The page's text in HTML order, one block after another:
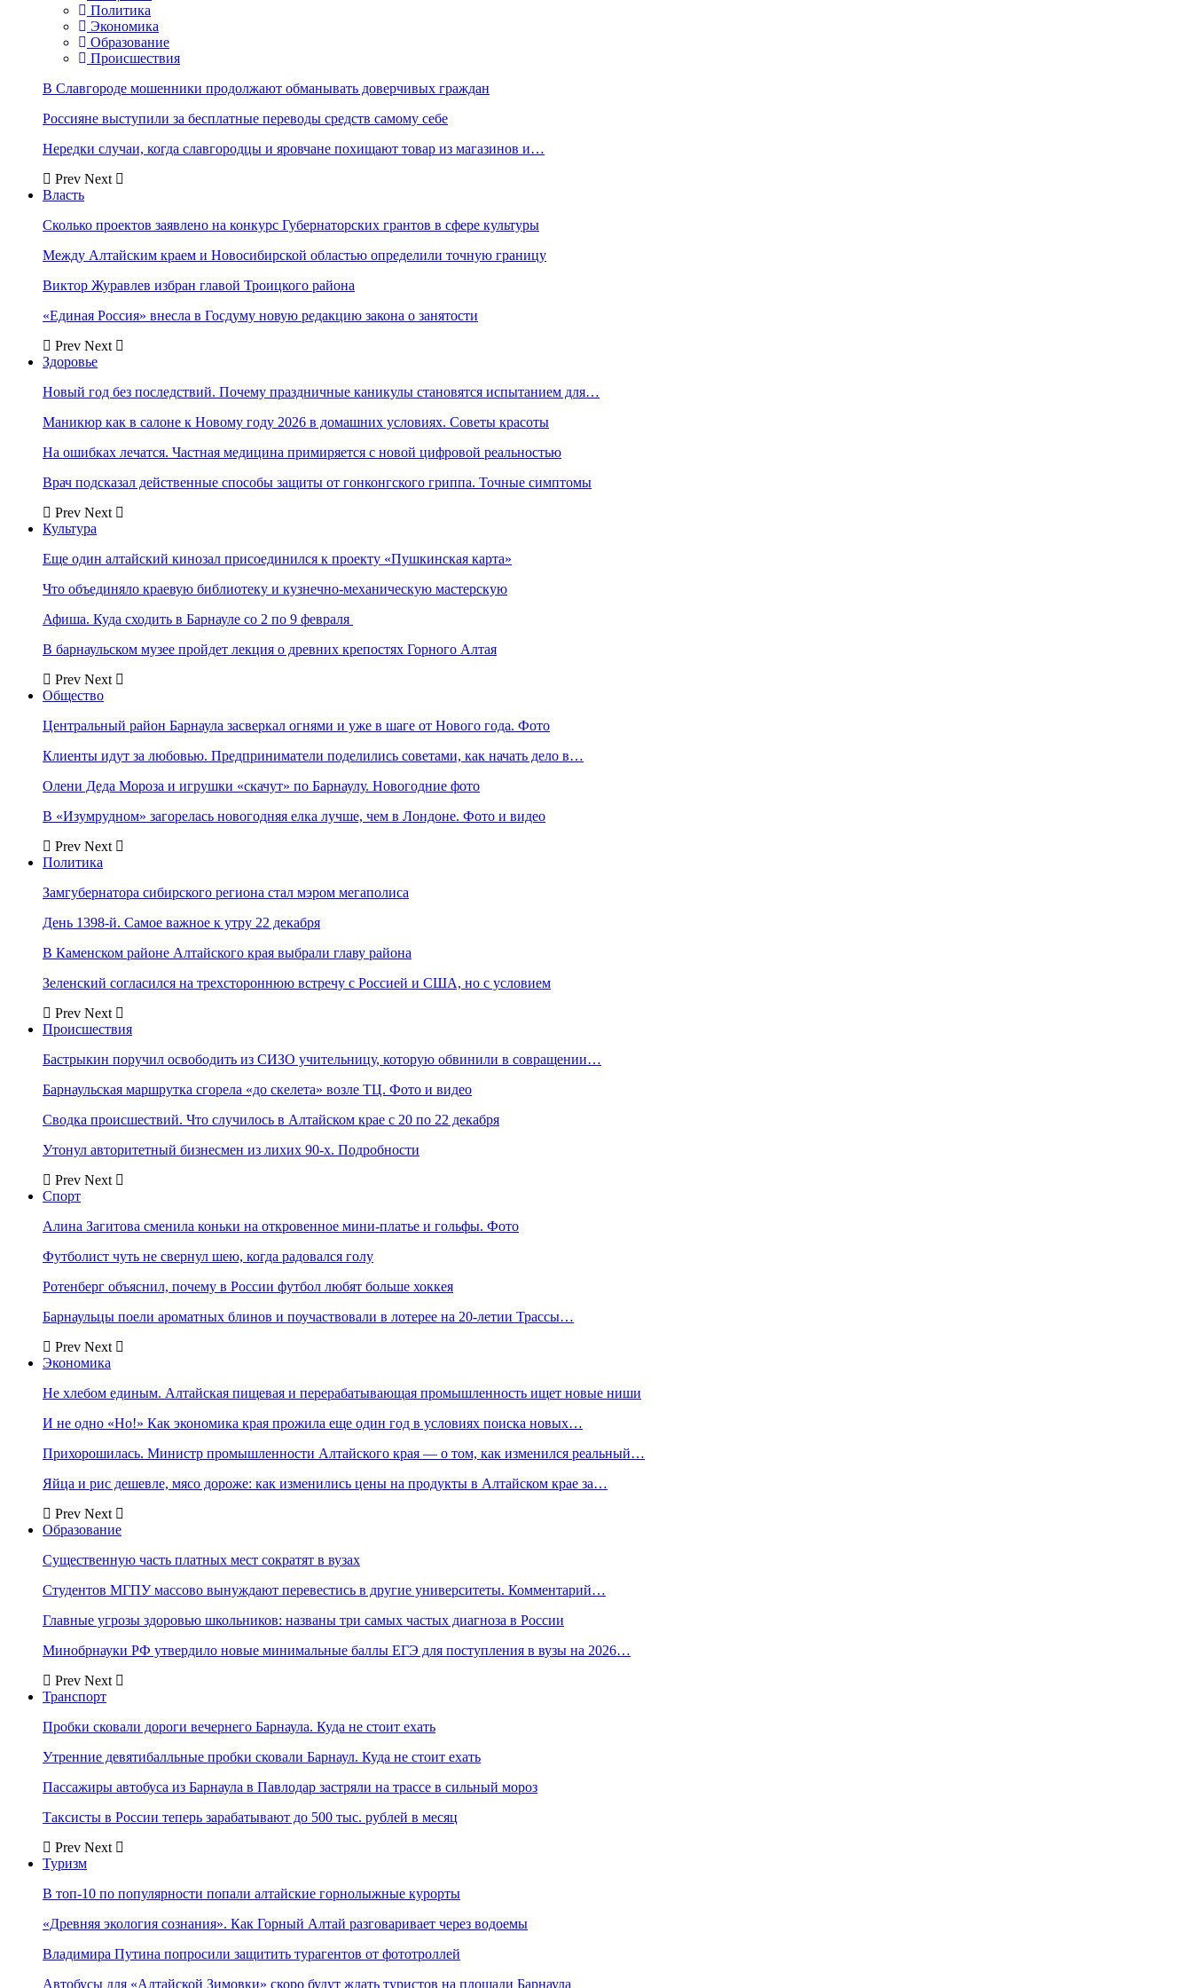
Политика
Экономика
Образование
Происшествия
В Славгороде мошенники продолжают обманывать доверчивых граждан
Россияне выступили за бесплатные переводы средств самому себе
Нередки случаи, когда славгородцы и яровчане похищают товар из магазинов и…
Prev Next
Власть
Сколько проектов заявлено на конкурс Губернаторских грантов в сфере культуры
Между Алтайским краем и Новосибирской областью определили точную границу
Виктор Журавлев избран главой Троицкого района
«Единая Россия» внесла в Госдуму новую редакцию закона о занятости
Prev Next
Здоровье
Новый год без последствий. Почему праздничные каникулы становятся испытанием для…
Маникюр как в салоне к Новому году 2026 в домашних условиях. Советы красоты
На ошибках лечатся. Частная медицина примиряется с новой цифровой реальностью
Врач подсказал действенные способы защиты от гонконгского гриппа. Точные симптомы
Prev Next
Культура
Еще один алтайский кинозал присоединился к проекту «Пушкинская карта»
Что объединяло краевую библиотеку и кузнечно-механическую мастерскую
Афиша. Куда сходить в Барнауле со 2 по 9 февраля
В барнаульском музее пройдет лекция о древних крепостях Горного Алтая
Prev Next
Общество
Центральный район Барнаула засверкал огнями и уже в шаге от Нового года. Фото
Клиенты идут за любовью. Предприниматели поделились советами, как начать дело в…
Олени Деда Мороза и игрушки «скачут» по Барнаулу. Новогодние фото
В «Изумрудном» загорелась новогодняя елка лучше, чем в Лондоне. Фото и видео
Prev Next
Политика
Замгубернатора сибирского региона стал мэром мегаполиса
День 1398-й. Самое важное к утру 22 декабря
В Каменском районе Алтайского края выбрали главу района
Зеленский согласился на трехстороннюю встречу с Россией и США, но с условием
Prev Next
Происшествия
Бастрыкин поручил освободить из СИЗО учительницу, которую обвинили в совращении…
Барнаульская маршрутка сгорела «до скелета» возле ТЦ. Фото и видео
Сводка происшествий. Что случилось в Алтайском крае с 20 по 22 декабря
Утонул авторитетный бизнесмен из лихих 90-х. Подробности
Prev Next
Спорт
Алина Загитова сменила коньки на откровенное мини-платье и гольфы. Фото
Футболист чуть не свернул шею, когда радовался голу
Ротенберг объяснил, почему в России футбол любят больше хоккея
Барнаульцы поели ароматных блинов и поучаствовали в лотерее на 20-летии Трассы…
Prev Next
Экономика
Не хлебом единым. Алтайская пищевая и перерабатывающая промышленность ищет новые ниши
И не одно «Но!» Как экономика края прожила еще один год в условиях поиска новых…
Прихорошилась. Министр промышленности Алтайского края — о том, как изменился реальный…
Яйца и рис дешевле, мясо дороже: как изменились цены на продукты в Алтайском крае за…
Prev Next
Образование
Существенную часть платных мест сократят в вузах
Студентов МГПУ массово вынуждают перевестись в другие университеты. Комментарий…
Главные угрозы здоровью школьников: названы три самых частых диагноза в России
Минобрнауки РФ утвердило новые минимальные баллы ЕГЭ для поступления в вузы на 2026…
Prev Next
Транспорт
Пробки сковали дороги вечернего Барнаула. Куда не стоит ехать
Утренние девятибалльные пробки сковали Барнаул. Куда не стоит ехать
Пассажиры автобуса из Барнаула в Павлодар застряли на трассе в сильный мороз
Таксисты в России теперь зарабатывают до 500 тыс. рублей в месяц
Prev Next
Туризм
В топ-10 по популярности попали алтайские горнолыжные курорты
«Древняя экология сознания». Как Горный Алтай разговаривает через водоемы
Владимира Путина попросили защитить турагентов от фототроллей
Автобусы для «Алтайской Зимовки» скоро будут ждать туристов на площади Барнаула